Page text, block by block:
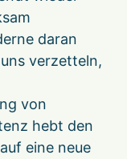
daran
verzetteln,
von
hebt den
eine neue